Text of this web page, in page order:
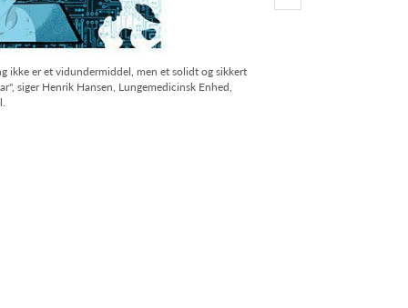
ikke er et vidundermiddel, men et solidt og sikkert
siger Henrik Hansen, Lungemedicinsk Enhed,